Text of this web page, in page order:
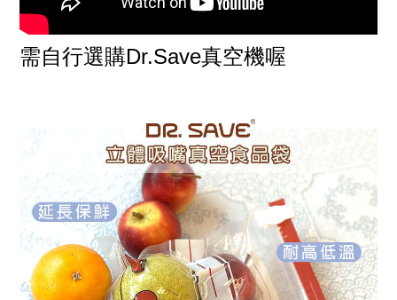
需自行選購Dr.Save真空機喔